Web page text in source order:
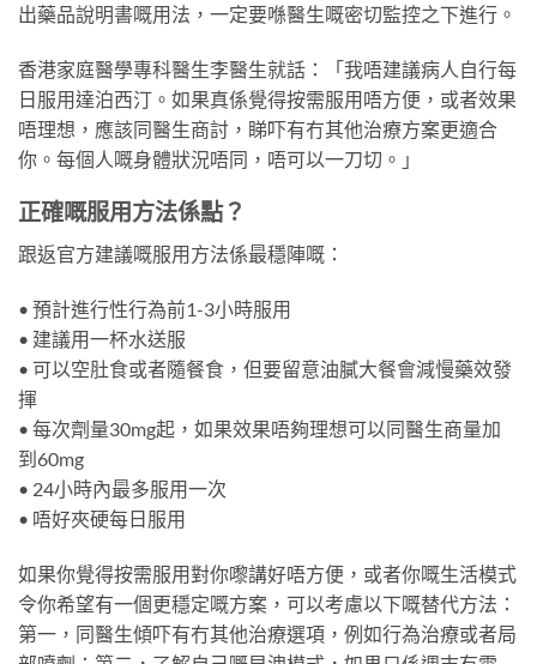
出藥品說明書嘅用法，一定要喺醫生嘅密切監控之下進行。
香港家庭醫學專科醫生李醫生就話：「我唔建議病人自行每
日服用達泊西汀。如果真係覺得按需服用唔方便，或者效果
唔理想，應該同醫生商討，睇吓有冇其他治療方案更適合
你。每個人嘅身體狀況唔同，唔可以一刀切。」
正確嘅服用方法係點？
跟返官方建議嘅服用方法係最穩陣嘅：
• 預計進行性行為前1-3小時服用
• 建議用一杯水送服
• 可以空肚食或者隨餐食，但要留意油膩大餐會減慢藥效發
揮
• 每次劑量30mg起，如果效果唔夠理想可以同醫生商量加
到60mg
• 24小時內最多服用一次
• 唔好夾硬每日服用
如果你覺得按需服用對你嚟講好唔方便，或者你嘅生活模式
令你希望有一個更穩定嘅方案，可以考慮以下嘅替代方法：
第一，同醫生傾吓有冇其他治療選項，例如行為治療或者局